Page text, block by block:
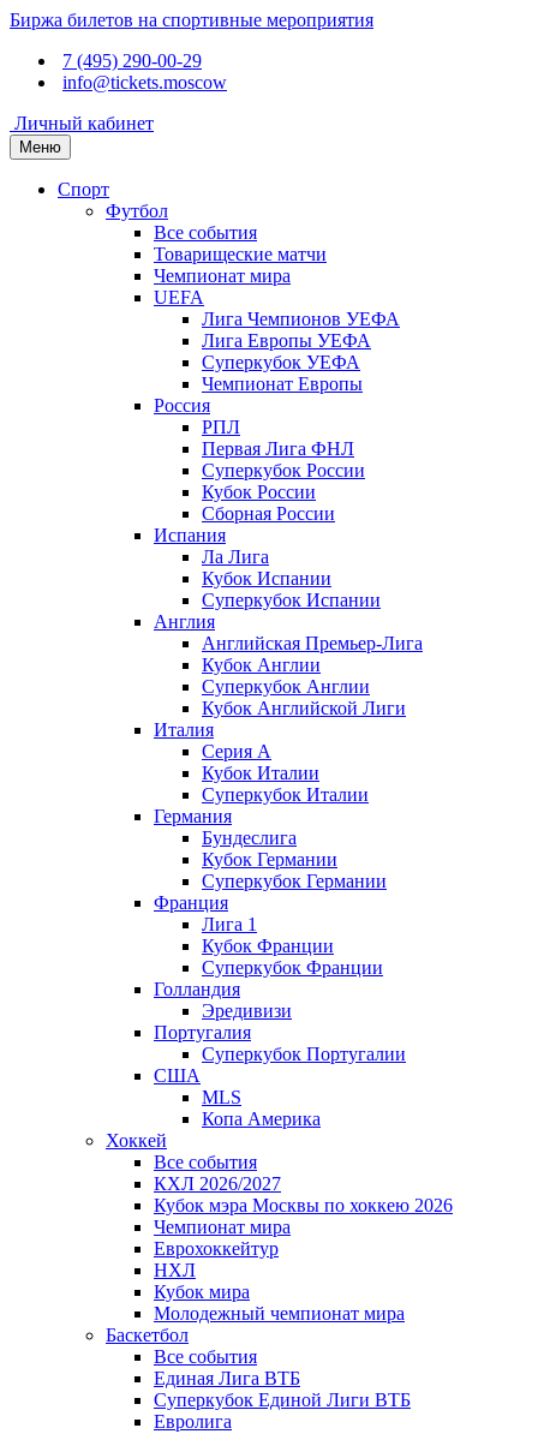
Биржа билетов на спортивные мероприятия
7 (495) 290-00-29
info@tickets.moscow
Личный кабинет
Меню
Спорт
Футбол
Все события
Товарищеские матчи
Чемпионат мира
UEFA
Лига Чемпионов УЕФА
Лига Европы УЕФА
Суперкубок УЕФА
Чемпионат Европы
Россия
РПЛ
Первая Лига ФНЛ
Суперкубок России
Кубок России
Сборная России
Испания
Ла Лига
Кубок Испании
Суперкубок Испании
Англия
Английская Премьер-Лига
Кубок Англии
Суперкубок Англии
Кубок Английской Лиги
Италия
Серия А
Кубок Италии
Суперкубок Италии
Германия
Бундеслига
Кубок Германии
Суперкубок Германии
Франция
Лига 1
Кубок Франции
Суперкубок Франции
Голландия
Эредивизи
Португалия
Суперкубок Португалии
США
MLS
Копа Америка
Хоккей
Все события
КХЛ 2026/2027
Кубок мэра Москвы по хоккею 2026
Чемпионат мира
Еврохоккейтур
НХЛ
Кубок мира
Молодежный чемпионат мира
Баскетбол
Все события
Единая Лига ВТБ
Суперкубок Единой Лиги ВТБ
Евролига